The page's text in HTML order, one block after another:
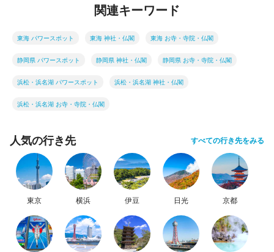
関連キーワード
東海 パワースポット 東海 神社・仏閣 東海 お寺・寺院・仏閣
静岡県 パワースポット 静岡県 神社・仏閣 静岡県 お寺・寺院・仏閣
浜松・浜名湖 パワースポット 浜松・浜名湖 神社・仏閣
浜松・浜名湖 お寺・寺院・仏閣
人気の行き先 すべての行き先をみる
東京 横浜 伊豆 日光 京都